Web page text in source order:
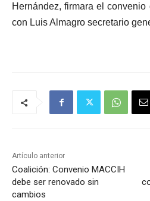
Hernández, firmara el
con Luis Almagro secretario
Artículo anterior
Coalición: Convenio MACCIH
debe ser renovado sin
cambios